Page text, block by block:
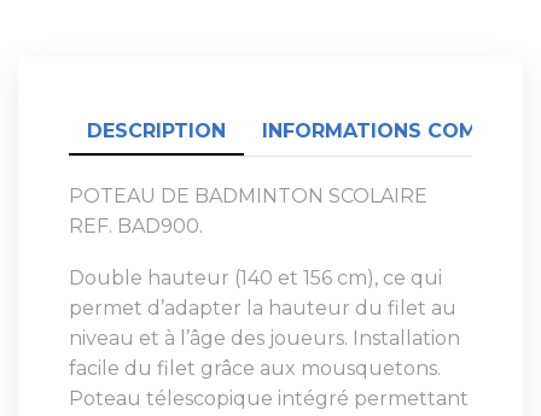
DESCRIPTION INFORMATIONS
POTEAU DE BADMINTON SCOLAIRE
REF. BAD900.
Double hauteur (140 et 156 cm), ce qui
permet d’adapter la hauteur du filet au
niveau et à l’âge des joueurs. Installation
facile du filet grâce aux mousquetons.
Poteau télescopique intégré permettant